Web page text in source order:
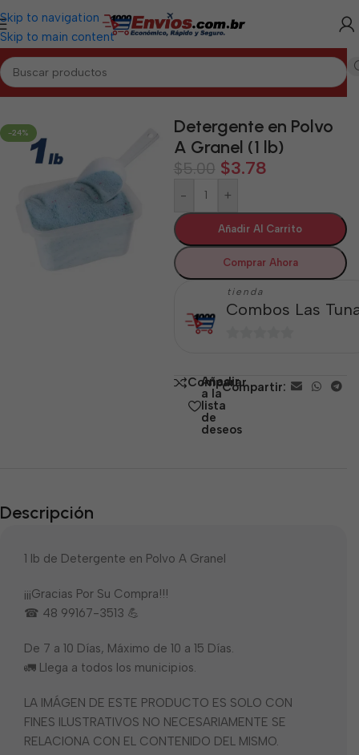
Skip to navigation
Skip to main content
Inicio/LAS TUNAS/Aseo y Cuidado Personal Las Tunas
-24%
Detergente en Polvo
A Granel (1 lb)
$5.00 $3.78
- +
Añadir Al Carrito
Comprar Ahora
tienda
Combos Las
5
Comparar
Añadir
a la
lista
de
deseos
Compartir:
Descripción
1 lb de Detergente en Polvo A Granel
¡¡¡Gracias Por Su Compra!!!
☎ 48 99167-3513 💪
De 7 a 10 Días, Máximo de 10 a 15 Días.
🚛 Llega a todos los municipios.
LA IMÁGEN DE ESTE PRODUCTO ES SOLO CON
FINES ILUSTRATIVOS NO NECESARIAMENTE SE
RELACIONA CON EL CONTENIDO DEL MISMO.